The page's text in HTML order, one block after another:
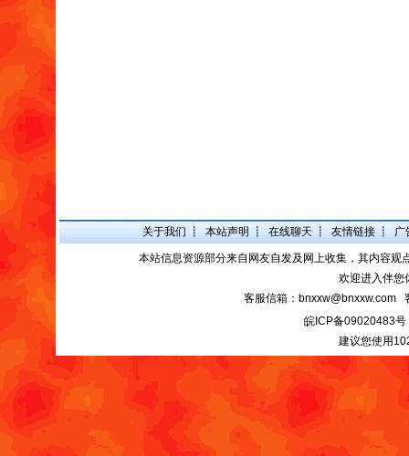
关于我们 ┋ 本站声明 ┋ 在线聊天 ┋ 友情链接 ┋ 广
本站信息资源部分来自网友自发及网上收集，其内容
欢迎进入伴您
客服信箱：bnxxw@bnxxw.com
皖ICP备09020483号
建议您使用